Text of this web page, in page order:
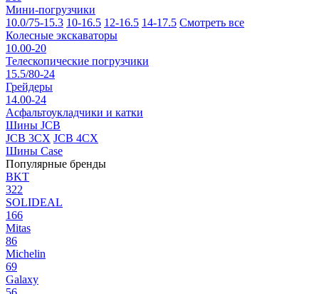
Мини-погрузчики
10.0/75-15.3 10-16.5 12-16.5 14-17.5 Смотреть все
Колесные экскаваторы
10.00-20
Телескопические погрузчики
15.5/80-24
Грейдеры
14.00-24
Асфальтоукладчики и катки
Шины JCB
JCB 3CX JCB 4CX
Шины Case
Популярные бренды
BKT
322
SOLIDEAL
166
Mitas
86
Michelin
69
Galaxy